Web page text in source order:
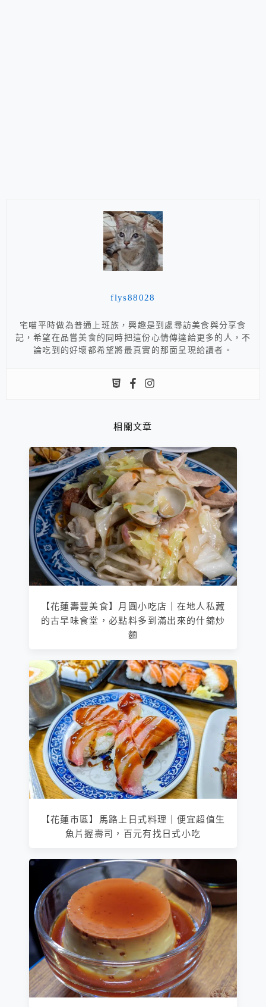
flys88028
宅喵平時做為普通上班族，興趣是到處尋訪美食與分享食
記，希望在品嘗美食的同時把這份心情傳達給更多的人，不
論吃到的好壞都希望將最真實的那面呈現給讀者。
相關文章
【花蓮壽豐美食】月圓小吃店｜在地人私藏
的古早味食堂，必點料多到滿出來的什錦炒
麵
【花蓮市區】馬路上日式料理｜便宜超值生
魚片握壽司，百元有找日式小吃